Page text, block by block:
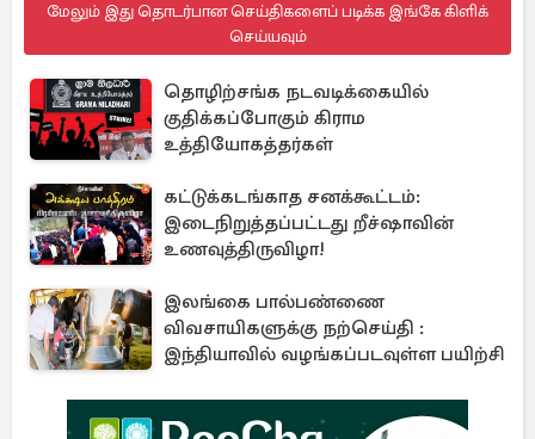
மேலும் இது தொடர்பான செய்திகளைப் படிக்க இங்கே கிளிக்
செய்யவும்
தொழிற்சங்க நடவடிக்கையில்
குதிக்கப்போகும் கிராம
உத்தியோகத்தர்கள்
கட்டுக்கடங்காத சனக்கூட்டம்:
இடைநிறுத்தப்பட்டது றீச்ஷாவின்
உணவுத்திருவிழா!
இலங்கை பால்பண்ணை
விவசாயிகளுக்கு நற்செய்தி :
இந்தியாவில் வழங்கப்படவுள்ள பயிற்சி